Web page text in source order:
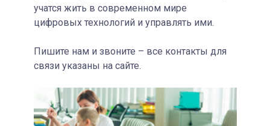
учатся жить в современном мире
цифровых технологий и управлять ими.
Пишите нам и звоните – все контакты для
связи указаны на сайте.